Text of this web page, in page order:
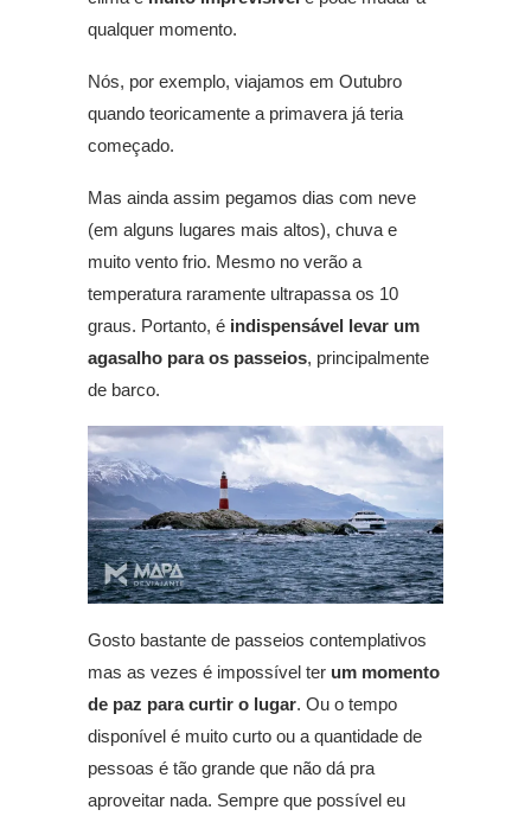
qualquer momento.
Nós, por exemplo, viajamos em Outubro
quando teoricamente a primavera já teria
começado.
Mas ainda assim pegamos dias com neve
(em alguns lugares mais altos), chuva e
muito vento frio. Mesmo no verão a
temperatura raramente ultrapassa os 10
graus. Portanto, é indispensável levar um
agasalho para os passeios, principalmente
de barco.
Gosto bastante de passeios contemplativos
mas as vezes é impossível ter um momento
de paz para curtir o lugar. Ou o tempo
disponível é muito curto ou a quantidade de
pessoas é tão grande que não dá pra
aproveitar nada. Sempre que possível eu